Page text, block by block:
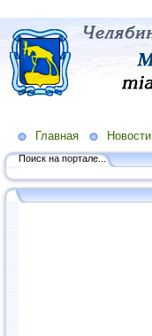
Главная Новости
Поиск на портале...